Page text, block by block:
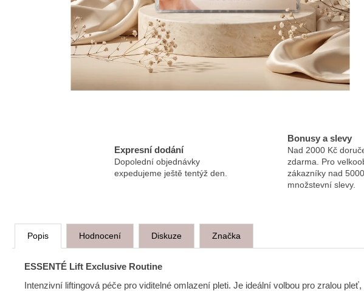
Expresní dodání
Dopolední objednávky
expedujeme ještě tentýž den.
Bonusy a slevy
Nad 2000 Kč
zdarma. Pro
zákazníky nad
množstevní slevy.
Popis Hodnocení Diskuze Značka
ESSENTÉ Lift Exclusive Routine
Intenzivní liftingová péče pro viditelné omlazení pleti. Je ideální volbou pro zralou
ESSENTÉ MYCÍ EMULZE S AHA
KYSELINAMI
100 Kč
ESSENTÉ JEMNÁ
330 Kč